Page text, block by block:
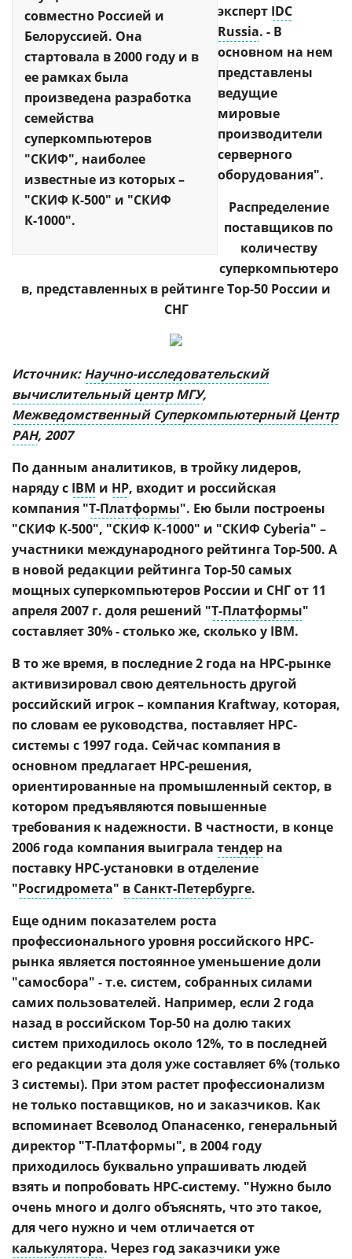
совместно Россией и
Белоруссией. Она
стартовала в 2000 году и в
ее рамках была
произведена разработка
семейства
суперкомпьютеров
"СКИФ", наиболее
известные из которых –
"СКИФ К-500" и "СКИФ
К-1000".
эксперт IDC
Russia. - В
основном на нем
представлены
ведущие
мировые
производители
серверного
оборудования".
Распределение
поставщиков по
количеству
суперкомпьютеро
в, представленных в рейтинге Top-50 России и
СНГ
Источник:Научно-исследовательский
вычислительный центр МГУ,
Межведомственный Суперкомпьютерный Центр
РАН, 2007
По данным аналитиков, в тройку лидеров,
наряду с IBM и HP, входит и российская
компания "Т-Платформы". Ею были построены
"СКИФ К-500", "СКИФ К-1000" и "СКИФ Cyberia" –
участники международного рейтинга Top-500. А
в новой редакции рейтинга Top-50 самых
мощных суперкомпьютеров России и СНГ от 11
апреля 2007 г. доля решений "Т-Платформы"
составляет 30% - столько же, сколько у IBM.
В то же время, в последние 2 года на HPC-рынке
активизировал свою деятельность другой
российский игрок – компания Kraftway, которая,
по словам ее руководства, поставляет HPC-
системы с 1997 года. Сейчас компания в
основном предлагает HPC-решения,
ориентированные на промышленный сектор, в
котором предъявляются повышенные
требования к надежности. В частности, в конце
2006 года компания выиграла тендер на
поставку HPC-установки в отделение
"Росгидромета" в Санкт-Петербурге.
Еще одним показателем роста
профессионального уровня российского HPC-
рынка является постоянное уменьшение доли
"самосбора" - т.е. систем, собранных силами
самих пользователей. Например, если 2 года
назад в российском Top-50 на долю таких
систем приходилось около 12%, то в последней
его редакции эта доля уже составляет 6% (только
3 системы). При этом растет профессионализм
не только поставщиков, но и заказчиков. Как
вспоминает Всеволод Опанасенко, генеральный
директор "Т-Платформы", в 2004 году
приходилось буквально упрашивать людей
взять и попробовать HPC-систему. "Нужно было
очень много и долго объяснять, что это такое,
для чего нужно и чем отличается от
калькулятора. Через год заказчики уже